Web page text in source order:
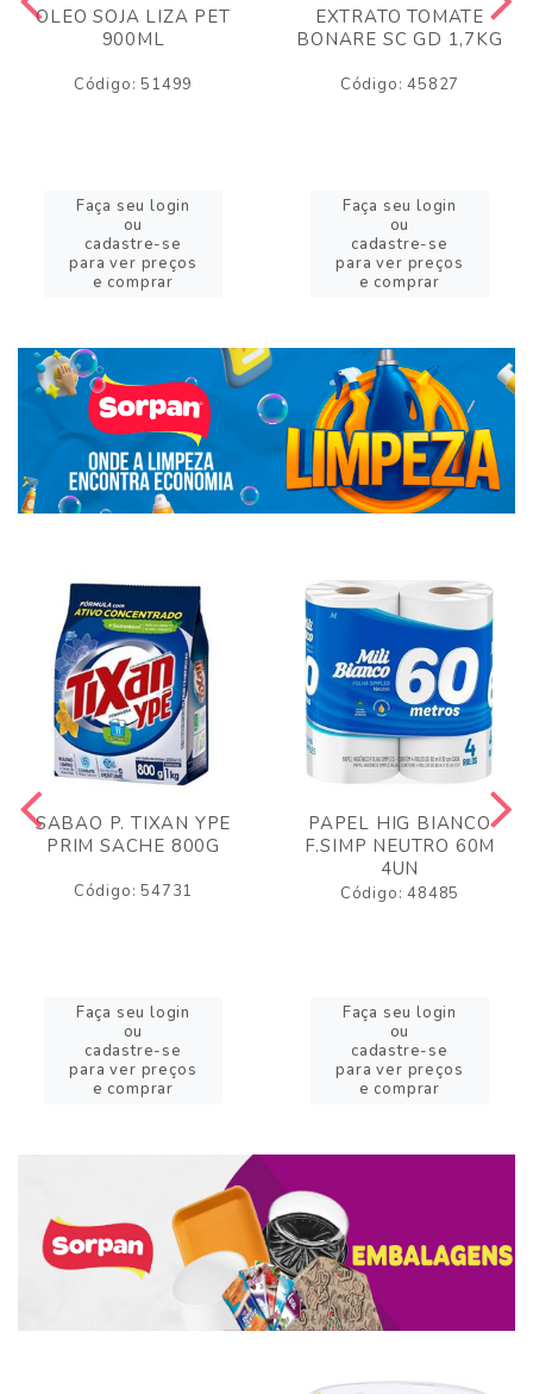
OLEO SOJA LIZA PET
900ML
Código: 51499
Faça seu login
ou
cadastre-se
para ver preços
e comprar
EXTRATO TOMATE
BONARE SC GD 1,7KG
Código: 45827
Faça seu login
ou
cadastre-se
para ver preços
e comprar
SABAO P. TIXAN YPE
PRIM SACHE 800G
Código: 54731
Faça seu login
ou
cadastre-se
para ver preços
e comprar
PAPEL HIG BIANCO
F.SIMP NEUTRO 60M
4UN
Código: 48485
Faça seu login
ou
cadastre-se
para ver preços
e comprar